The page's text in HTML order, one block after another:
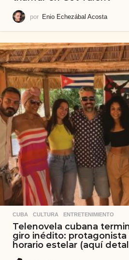
por Enio Echezábal Acosta
CUBA ,CULTURA ,ENTRETENIMIENTO
Telenovela cubana
giro inédito: protagonista
horario estelar (aquí